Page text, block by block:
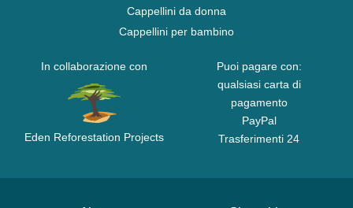
Cappellini da donna
Cappellini per bambino
In collaborazione con
Eden Reforestation Projects
Puoi pagare con:
qualsiasi carta di
pagamento
PayPal
Trasferimenti 24